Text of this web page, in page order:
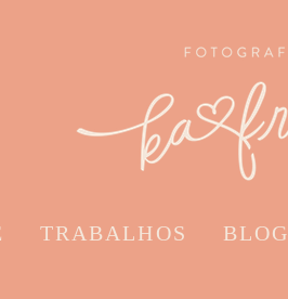
TRABALHOS BLOG